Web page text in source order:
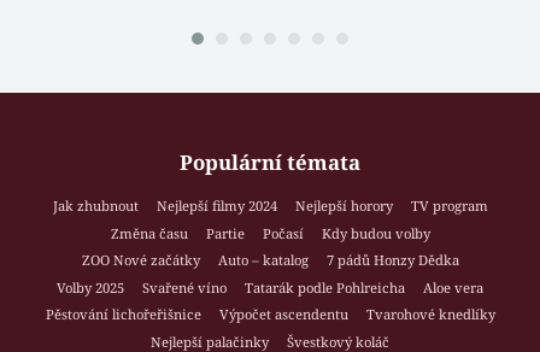
Populární témata
Jak zhubnout Nejlepší filmy 2024 Nejlepší horory
TV program
Změna času
Partie Počasí
Kdy budou volby
ZOO Nové začátky
Auto – katalog
7 pádů Honzy Dědka
Volby 2025
Svařené víno Tatarák podle Pohlreicha
Aloe vera
Pěstování lichořeřišnice
Výpočet ascendentu
Tvarohové knedlíky
Nejlepší palačinky
Švestkový koláč